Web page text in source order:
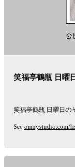
公
笑福亭鶴瓶 日曜
笑福亭鶴瓶 日曜日の
See omnystudio.com/